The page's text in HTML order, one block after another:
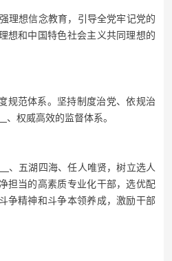
理想信念教育，引导全党牢记党的
想和中国特色社会主义共同理想的
范体系。坚持制度治党、依规治
、权威高效的监督体系。
、五湖四海、任人唯贤，树立选人
担当的高素质专业化干部，选优配
争精神和斗争本领养成，激励干部